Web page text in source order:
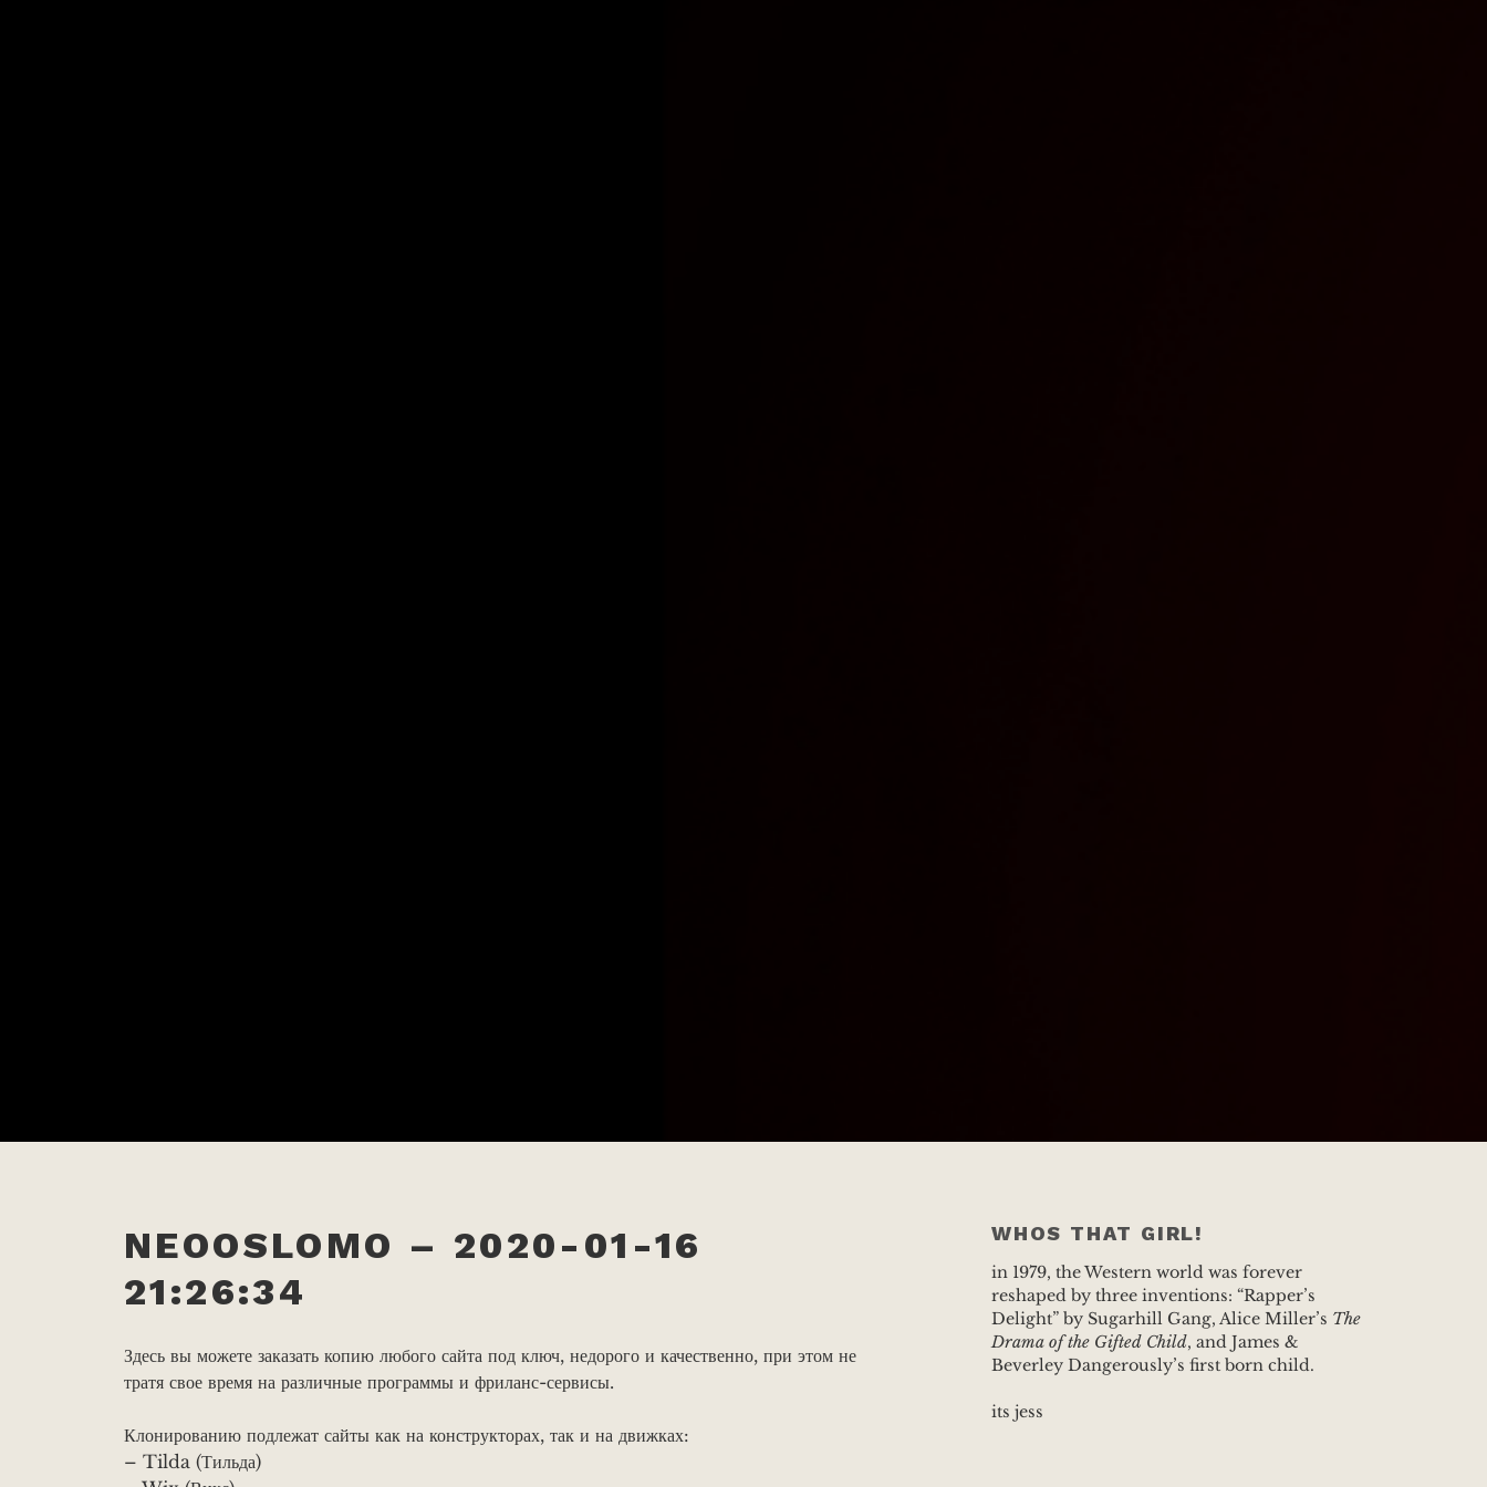
NEOOSLOMO – 2020-01-16
21:26:34
Здесь вы можете заказать копию любого сайта под ключ, недорого и качественно, при этом не
тратя свое время на различные программы и фриланс-сервисы.
Клонированию подлежат сайты как на конструкторах, так и на движках:
– Tilda (Тильда)
WHOS THAT GIRL!
in 1979, the Western world was forever
reshaped by three inventions: “Rapper’s
Delight” by Sugarhill Gang, Alice Miller’s The
Drama of the Gifted Child, and James &
Beverley Dangerously’s first born child.
its jess